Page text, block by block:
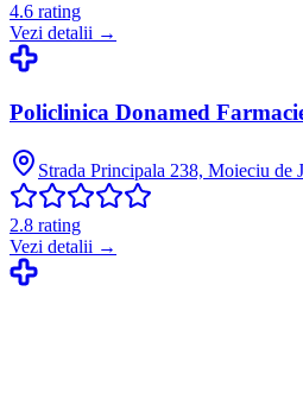
4.6 rating
Vezi detalii →
Policlinica Donamed
Strada Principala 238, Moieciu de
2.8 rating
Vezi detalii →